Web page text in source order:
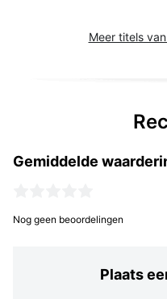
Meer titels
Gemiddelde
Nog geen beoordelingen
Plaats